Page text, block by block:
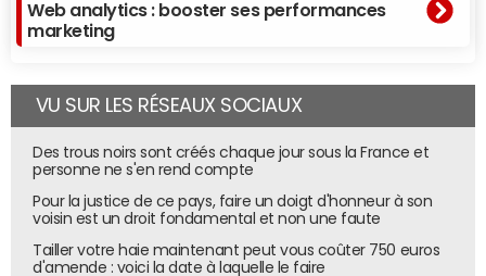
Web analytics : booster ses performances
marketing
VU SUR LES RÉSEAUX SOCIAUX
Des trous noirs sont créés chaque jour sous la France et
personne ne s'en rend compte
Pour la justice de ce pays, faire un doigt d'honneur à son
voisin est un droit fondamental et non une faute
Tailler votre haie maintenant peut vous coûter 750 euros
d'amende : voici la date à laquelle le faire